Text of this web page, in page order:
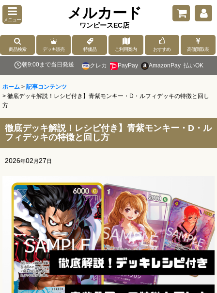
メニュー メルカード
ワンピースEC店
商品検索 デッキ販売 特価品 ご利用案内 おすすめ 高価買取表
朝9:00まで当日発送 クレカ PayPay AmazonPay 払いOK
ホーム > 記事コンテンツ
> 徹底デッキ解説！レシピ付き】青紫モンキー・D・ルフィデッキの特徴と回し
方
徹底デッキ解説！レシピ付き】青紫モンキー・D・ル
フィデッキの特徴と回し方
2026年02 月 27日